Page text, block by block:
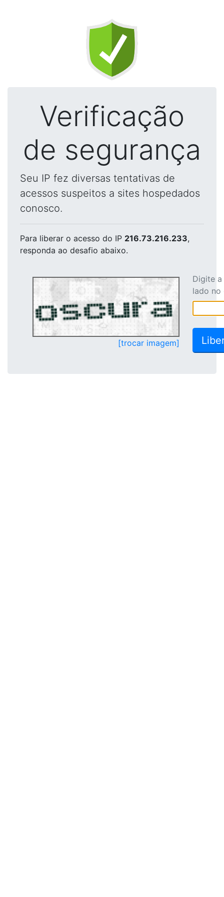
Verificação
de segurança
Seu IP fez diversas tentativas de
acessos suspeitos a sites hospedados
conosco.
Para liberar o acesso do IP 216.73.216.233,
responda ao desafio abaixo.
[trocar imagem]
Digite
lado no